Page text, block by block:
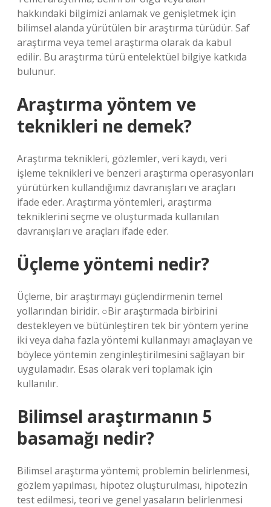
hakkındaki bilgimizi anlamak ve genişletmek için
bilimsel alanda yürütülen bir araştırma türüdür. Saf
araştırma veya temel araştırma olarak da kabul
edilir. Bu araştırma türü entelektüel bilgiye katkıda
bulunur.
Araştırma yöntem ve
teknikleri ne demek?
Araştırma teknikleri, gözlemler, veri kaydı, veri
işleme teknikleri ve benzeri araştırma operasyonları
yürütürken kullandığımız davranışları ve araçları
ifade eder. Araştırma yöntemleri, araştırma
tekniklerini seçme ve oluşturmada kullanılan
davranışları ve araçları ifade eder.
Üçleme yöntemi nedir?
Üçleme, bir araştırmayı güçlendirmenin temel
yollarından biridir. ○Bir araştırmada birbirini
destekleyen ve bütünleştiren tek bir yöntem yerine
iki veya daha fazla yöntemi kullanmayı amaçlayan ve
böylece yöntemin zenginleştirilmesini sağlayan bir
uygulamadır. Esas olarak veri toplamak için
kullanılır.
Bilimsel araştırmanın 5
basamağı nedir?
Bilimsel araştırma yöntemi; problemin belirlenmesi,
gözlem yapılması, hipotez oluşturulması, hipotezin
test edilmesi, teori ve genel yasaların belirlenmesi